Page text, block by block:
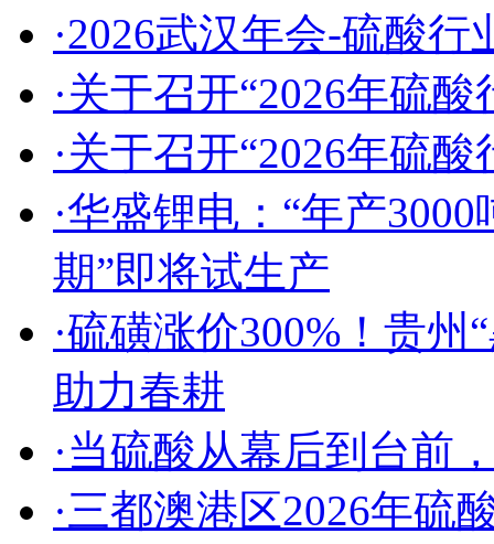
·2026武汉年会-硫酸
·关于召开“2026年硫
·关于召开“2026年硫
·华盛锂电：“年产
期”即将试生产
·硫磺涨价300%！贵
助力春耕
·当硫酸从幕后到台前
·三都澳港区2026年硫